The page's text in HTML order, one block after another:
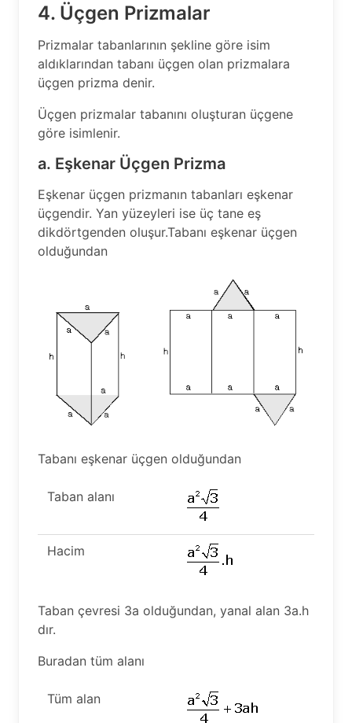
4. Üçgen Prizmalar
Prizmalar tabanlarının şekline göre isim
aldıklarından tabanı üçgen olan prizmalara
üçgen prizma denir.
Üçgen prizmalar tabanını oluşturan üçgene
göre isimlenir.
a. Eşkenar Üçgen Prizma
Eşkenar üçgen prizmanın tabanları eşkenar
üçgendir. Yan yüzeyleri ise üç tane eş
dikdörtgenden oluşur.Tabanı eşkenar üçgen
olduğundan
Tabanı eşkenar üçgen olduğundan
Taban alanı
Hacim
Taban çevresi 3a olduğundan, yanal alan 3a.h
dır.
Buradan tüm alanı
Tüm alan